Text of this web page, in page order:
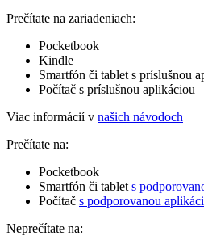
Prečítate na zariadeniach:
Pocketbook
Kindle
Smartfón či tablet s príslušnou
Počítač s príslušnou aplikáciou
Viac informácií v našich návodoch
Prečítate na:
Pocketbook
Smartfón či tablet s
Počítač s podporovanou
Neprečítate na: